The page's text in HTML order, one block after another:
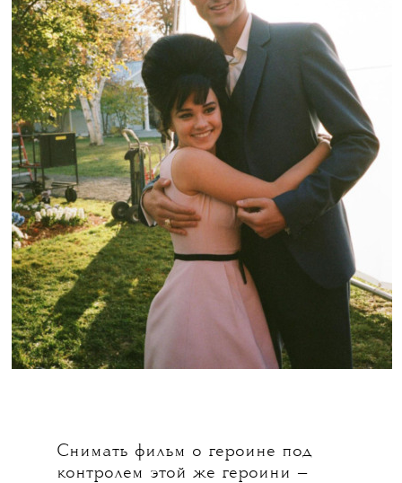
Снимать фильм о героине под
контролем этой же героини —